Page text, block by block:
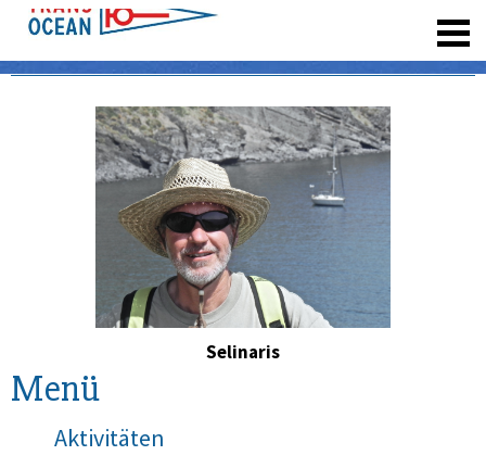
Selinaris
Menü
Aktivitäten